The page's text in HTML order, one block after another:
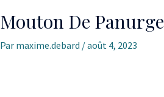
Mouton De Panurge
Par maxime.debard /août 4, 2023